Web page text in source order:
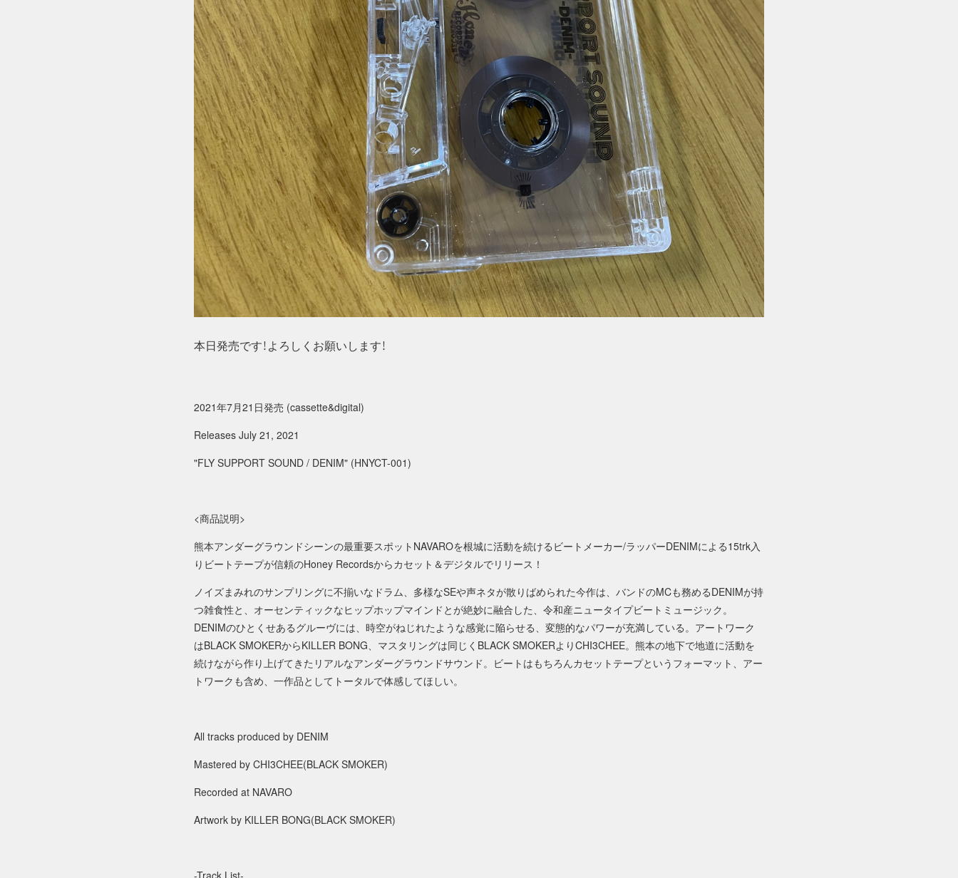
本日発売です！よろしくお願いします！
2021年7月21日発売 (cassette&digital)
Releases July 21, 2021
"FLY SUPPORT SOUND / DENIM" (HNYCT-001)
<商品説明>
熊本アンダーグラウンドシーンの最重要スポットNAVAROを根城に活動を続けるビートメーカー/ラッパーDENIMによる15trk入
りビートテープが信頼のHoney Recordsからカセット＆デジタルでリリース！
ノイズまみれのサンプリングに不揃いなドラム、多様なSEや声ネタが散りばめられた今作は、バンドのMCも務めるDENIMが持
つ雑食性と、オーセンティックなヒップホップマインドとが絶妙に融合した、令和産ニュータイプビートミュージック。
DENIMのひとくせあるグルーヴには、時空がねじれたような感覚に陥らせる、変態的なパワーが充満している。アートワーク
はBLACK SMOKERからKILLER BONG、マスタリングは同じくBLACK SMOKERよりCHI3CHEE。熊本の地下で地道に活動を
続けながら作り上げてきたリアルなアンダーグラウンドサウンド。ビートはもちろんカセットテープというフォーマット、アー
トワークも含め、一作品としてトータルで体感してほしい。
All tracks produced by DENIM
Mastered by CHI3CHEE(BLACK SMOKER)
Recorded at NAVARO
Artwork by KILLER BONG(BLACK SMOKER)
-Track List-